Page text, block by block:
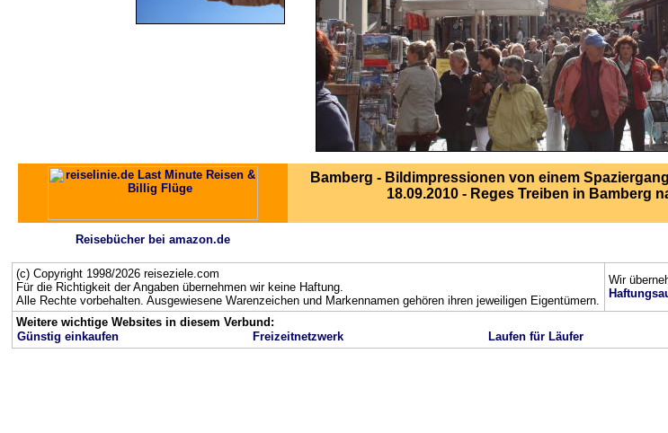
Bamberg - Bildimpressionen von einem
18.09.2010 - Reges Treiben in Bamberg
Reisebücher bei amazon.de
(c) Copyright 1998/2026 reiseziele.com
Für die Richtigkeit der Angaben übernehmen wir keine Haftung.
Alle Rechte vorbehalten. Ausgewiesene Warenzeichen und Markennamen gehören ihren jeweiligen Eigentümern.
Wir
Weitere wichtige Websites in diesem Verbund:
Günstig einkaufen
Freizeitnetzwerk Laufen für Läufer